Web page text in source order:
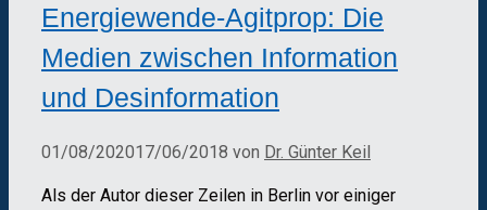
Energiewende-Agitprop: Die
Medien zwischen Information
und Desinformation
01/08/202017/06/2018 von Dr. Günter Keil
Als der Autor dieser Zeilen in Berlin vor einiger